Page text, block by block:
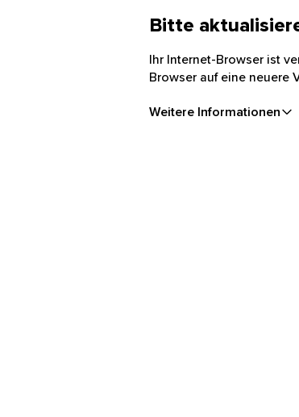
Bitte
Ihr Internet-Browser ist
Browser auf eine neuere
Weitere Informationen